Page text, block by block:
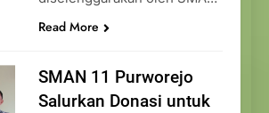
Read More
SMAN 11 Purworejo
Salurkan Donasi untuk